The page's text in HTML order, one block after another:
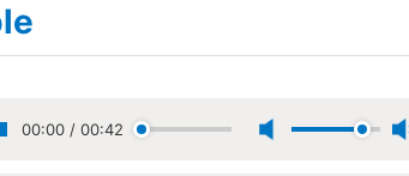
00:00 / 00:42